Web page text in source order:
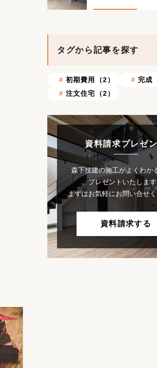
タグから記事を探す
初期費用（2）
完成
注文住宅（2）
資料請求プレゼ
森下技建の施工がよくわか
プレゼントいたしま
まずはお気軽にお問い合せく
資料請求する